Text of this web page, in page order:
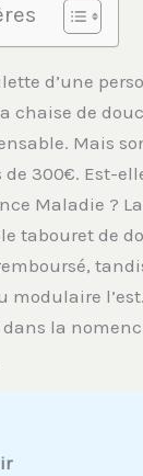
d’une
chaise de
Mais
300€. Est-
Maladie ?
tabouret de
modulaire
la